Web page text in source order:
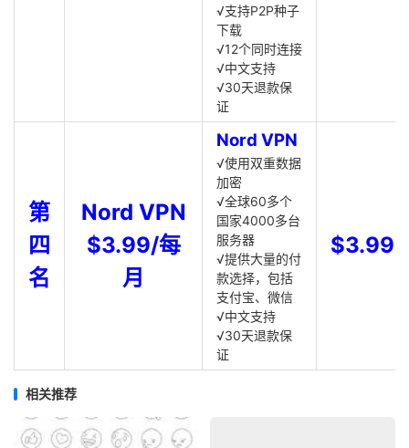
√支持P2P种子
下载
√12个同时连接
√中文支持
√30天退款保
证
第
四
名
Nord VPN
$3.99/每
月
Nord VPN
√使用双重数据
加密
√全球60多个
国家4000多台
服务器
√提供大量的付
款选择，包括
支付宝、微信
√中文支持
√30天退款保
证
$3.99
相关推荐